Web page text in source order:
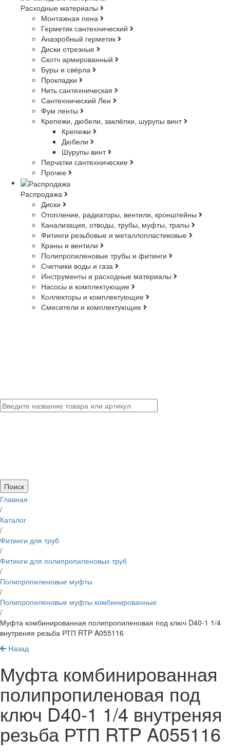
Расходные материалы
Монтажная пена
Герметик сантехнический
Анаэробный герметик
Диски отрезные
Скотч армированный
Буры и свёрла
Прокладки
Нить сантехническая
Сантехнический Лен
Фум ленты
Крепежи, дюбели, заклёпки, шурупы винт
Крепежи
Дюбели
Шурупы винт
Перчатки сантехнические
Прочее
Распродажа
Диски
Отопление, радиаторы, вентили, кронштейны
Канализация, отводы, трубы, муфты, трапы
Фитинги резьбовые и металлопластиковые
Краны и вентили
Полипропиленовые трубы и фитинги
Счетчики воды и газа
Инструменты и расходные материалы
Насосы и комплектующие
Коллекторы и комплектующие
Смесители и комплектующие
Главная
/
Каталог
/
Фитинги для труб
/
Фитинги для полипропиленовых труб
/
Полипропиленовые муфты
/
Полипропиленовые муфты комбинированные
/
Муфта комбинированная полипропиленовая под ключ D40-1 1/4
внутреняя резьба РТП RTP A055116
Назад
Муфта комбинированная
полипропиленовая под
ключ D40-1 1/4 внутреняя
резьба РТП RTP A055116